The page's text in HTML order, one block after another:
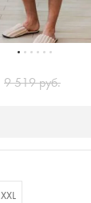
9 519 руб.
XXL